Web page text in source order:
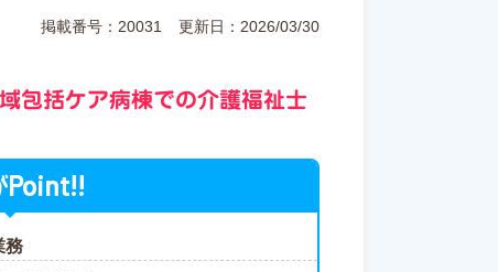
掲載番号：20031 更新日：2026/03/30
包括ケア病棟での介護福祉士
Point!!
務